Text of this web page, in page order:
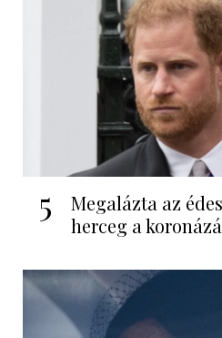
5
Megalázta az
herceg a